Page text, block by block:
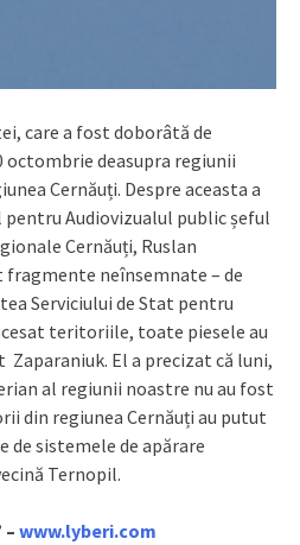
care a fost doborâtă de
octombrie deasupra regiunii
Cernăuți. Despre aceasta a
Audiovizualul public șeful
Cernăuți, Ruslan
fragmente neînsemnate – de
Serviciului de Stat pentru
teritoriile, toate piesele au
Zaparaniuk. El a precizat că luni,
al regiunii noastre nu au fost
din regiunea Cernăuți au putut
de sistemele de apărare
Ternopil.
www.lyberi.com